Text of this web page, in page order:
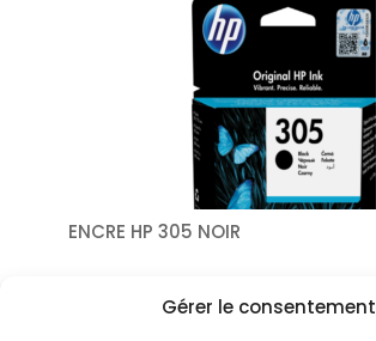
Gérer le consentement
ENCRE HP 305 NOIR